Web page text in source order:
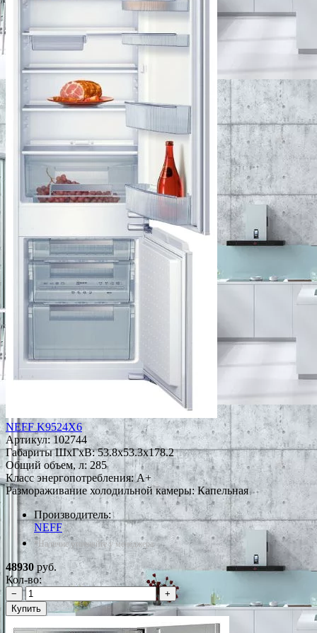
NEFF K9524X6
Артикул:102744
Габариты ШxГxВ: 53.8x53.3x178.2
Общий объем, л: 285
Класс энергопотребления: A+
Размораживание холодильной камеры: Капельная
Производитель:
NEFF
*Наличие уточняйте у менеджера
48930руб.
Кол-во:
−
+
Купить